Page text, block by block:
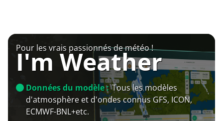
Pour les vrais passionnés de météo !
I'm Weather
Données du modèle : Tous les modèles
d'atmosphère et d'ondes connus GFS, ICON,
ECMWF-BNL+etc.